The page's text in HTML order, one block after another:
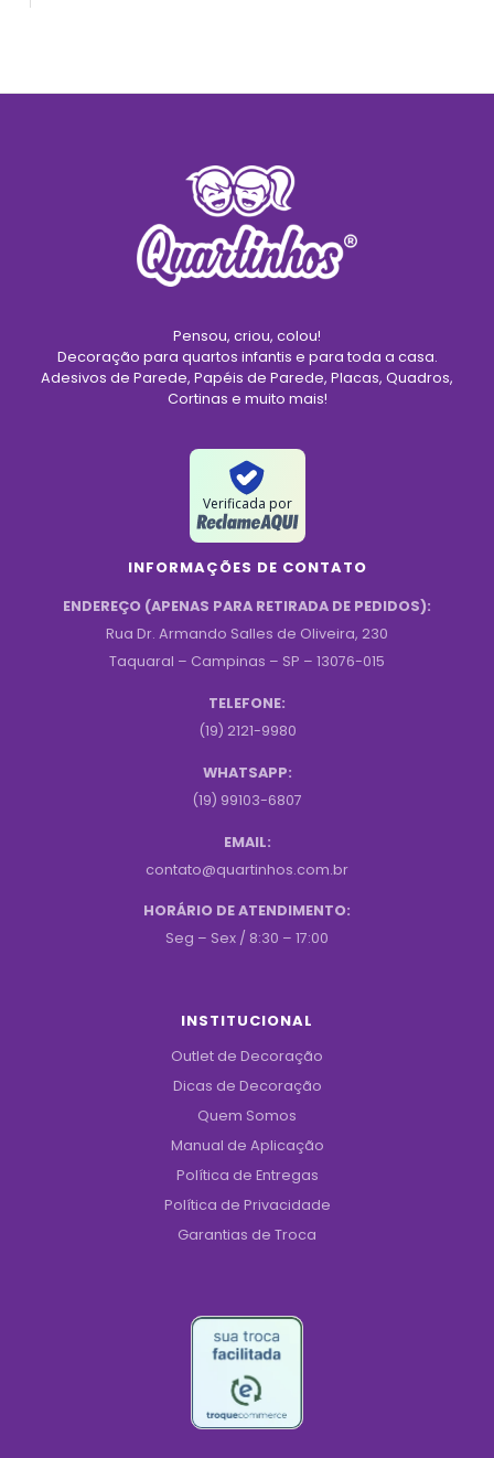
Pensou, criou, colou!
Decoração para quartos infantis e para toda a casa.
Adesivos de Parede, Papéis de Parede, Placas, Quadros,
Cortinas e muito mais!
Verificada por
INFORMAÇÕES DE CONTATO
ENDEREÇO (APENAS PARA RETIRADA DE PEDIDOS):
Rua Dr. Armando Salles de Oliveira, 230
Taquaral – Campinas – SP – 13076-015
TELEFONE:
(19) 2121-9980
WHATSAPP:
(19) 99103-6807
EMAIL:
contato@quartinhos.com.br
HORÁRIO DE ATENDIMENTO:
Seg – Sex / 8:30 – 17:00
INSTITUCIONAL
Outlet de Decoração
Dicas de Decoração
Quem Somos
Manual de Aplicação
Política de Entregas
Política de Privacidade
Garantias de Troca